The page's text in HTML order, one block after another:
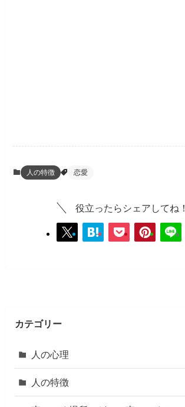
人の特徴 恋愛
役立ったらシェアしてね！
カテゴリー
人の心理
人の特徴